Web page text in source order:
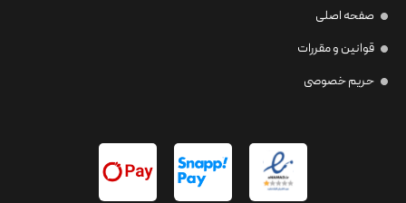
صفحه اصلی
قوانین و مقررات
حریم خصوصی